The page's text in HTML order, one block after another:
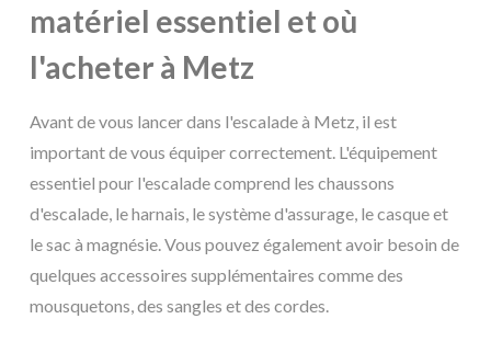
matériel essentiel et où
l'acheter à Metz
Avant de vous lancer dans l'escalade à Metz, il est
important de vous équiper correctement. L'équipement
essentiel pour l'escalade comprend les chaussons
d'escalade, le harnais, le système d'assurage, le casque et
le sac à magnésie. Vous pouvez également avoir besoin de
quelques accessoires supplémentaires comme des
mousquetons, des sangles et des cordes.